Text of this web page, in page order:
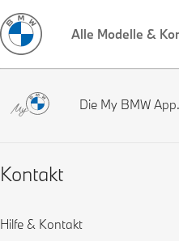
Alle Modelle &
Die My BMW
Kontakt
Hilfe & Kontakt